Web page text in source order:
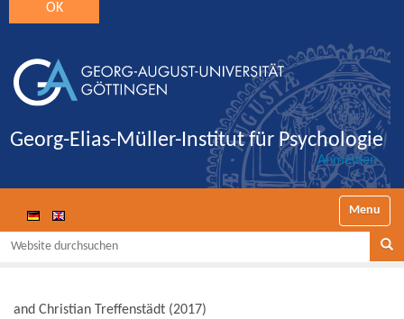
OK
Georg-Elias-Müller-Institut für Psychologie
Anmelden
Website durchsuchen
and Christian Treffenstädt (2017)